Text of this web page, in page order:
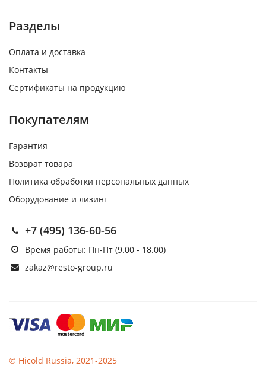
Разделы
Оплата и доставка
Контакты
Сертификаты на продукцию
Покупателям
Гарантия
Возврат товара
Политика обработки персональных данных
Оборудование и лизинг
+7 (495) 136-60-56
Время работы: Пн-Пт (9.00 - 18.00)
zakaz@resto-group.ru
© Hicold Russia, 2021-2025